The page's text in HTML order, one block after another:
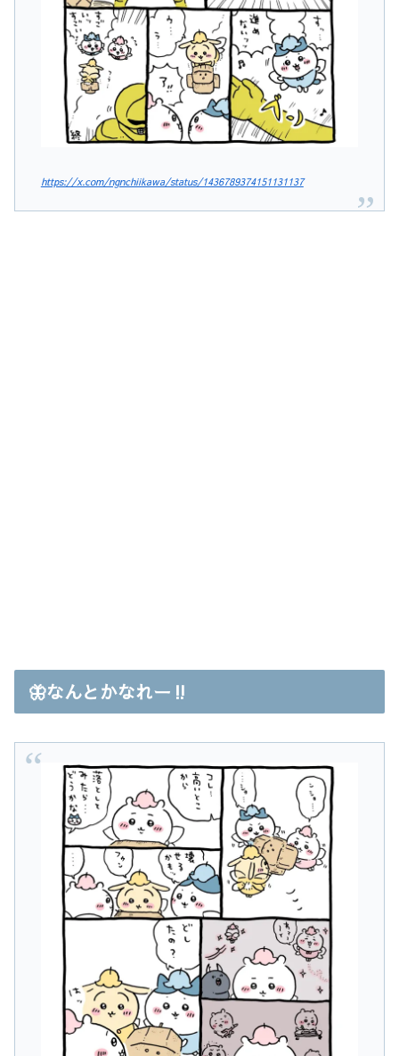
https://x.com/ngnchiikawa/status/1436789374151131137
🦋なんとかなれー‼︎